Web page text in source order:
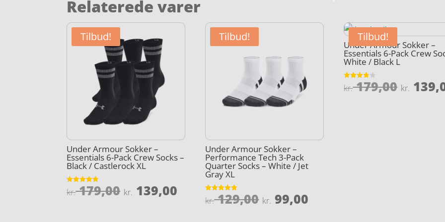
Relaterede varer
Tilbud!
Under Armour Sokker –
Essentials 6-Pack Crew Socks –
Black / Castlerock XL
Vurderet
4.8
kr.179,00 Den
kr. 139,00
aktuelle
Tilbud!
Under Armour Sokker –
Performance Tech 3-Pack
Quarter Socks – White / Jet
Gray XL
Vurderet
4.9
kr.129,00 Den
kr. 99,00
Tilbud!
Under Armour Sokker –
Essentials 6-Pack Crew
White / Black L
Vurderet
3.8
kr.179,00 Den
kr.